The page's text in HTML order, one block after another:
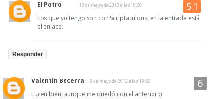
El Potro 10 de mayo de 2012 a las 10:30
Los que yo tengo son con Scriptaculous, en la entrada está
el enlace.
Responder
Valentin Becerra 9 de mayo de 2012 a las 19:32
Lucen bien, aunque me quedó con el anterior :)